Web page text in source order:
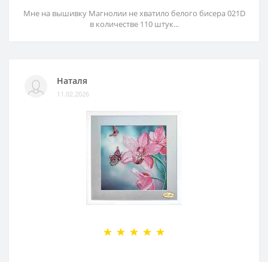
Мне на вышивку Магнолии не хватило белого бисера 021D
в количестве 110 штук...
Наталя
11.02.2026